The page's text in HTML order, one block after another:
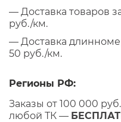
— Доставка товаров
руб./км.
— Доставка
50 руб./км.
Регионы РФ:
Заказы от 100 000
любой ТК —